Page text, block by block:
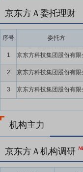
京东方Ａ委托理财
序号 委托方
1
2
3
机构主力
京东方Ａ机构调研